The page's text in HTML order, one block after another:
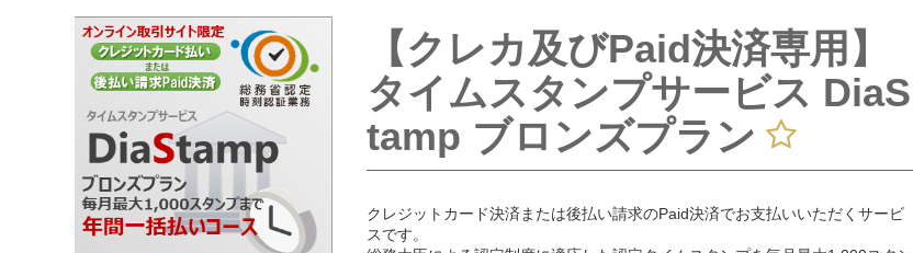
【クレカ及びPaid決済専用】
タイムスタンプサービス DiaS
tamp ブロンズプラン
クレジットカード決済または後払い請求のPaid決済でお支払いいただくサービ
スです。